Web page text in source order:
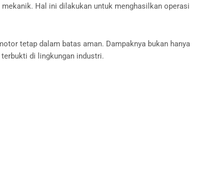
Hal ini dilakukan untuk menghasilkan operasi
tetap dalam batas aman. Dampaknya bukan hanya
di lingkungan industri.